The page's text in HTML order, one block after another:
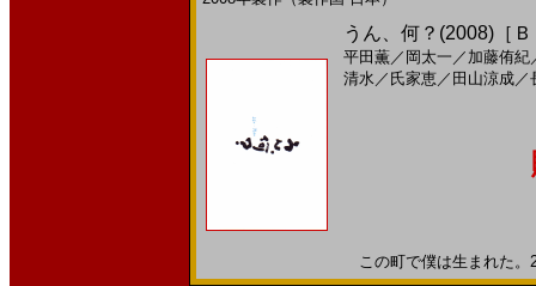
うん、何？(2008)［
平田薫／ 岡太一 ／ 加藤侑紀
清水／ 氏家恵／ 田山涼成／
この町で僕は生まれた